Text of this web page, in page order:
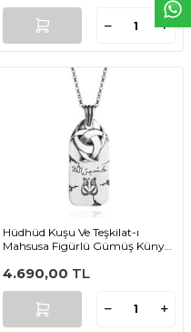
Hüdhüd Kuşu Ve Teşkilat-ı
Mahsusa Figürlü Gümüş Künye
4.690,00 TL